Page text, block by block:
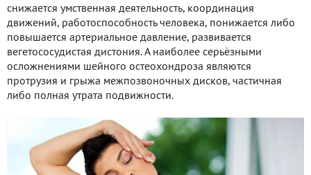
снижается умственная деятельность, координация
движений, работоспособность человека, понижается либо
повышается артериальное давление, развивается
вегетососудистая дистония. А наиболее серьёзными
осложнениями шейного остеохондроза являются
протрузия и грыжа межпозвоночных дисков, частичная
либо полная утрата подвижности.